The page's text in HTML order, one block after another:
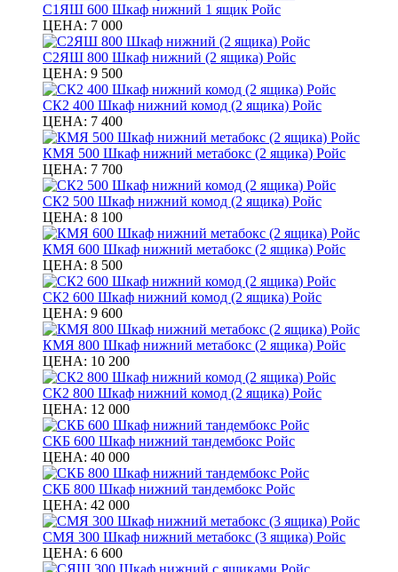
С1ЯШ 600 Шкаф нижний 1 ящик Ройс
ЦЕНА: 7 000
С2ЯШ 800 Шкаф нижний (2 ящика) Ройс
ЦЕНА: 9 500
СК2 400 Шкаф нижний комод (2 ящика) Ройс
ЦЕНА: 7 400
КМЯ 500 Шкаф нижний метабокс (2 ящика) Ройс
ЦЕНА: 7 700
СК2 500 Шкаф нижний комод (2 ящика) Ройс
ЦЕНА: 8 100
КМЯ 600 Шкаф нижний метабокс (2 ящика) Ройс
ЦЕНА: 8 500
СК2 600 Шкаф нижний комод (2 ящика) Ройс
ЦЕНА: 9 600
КМЯ 800 Шкаф нижний метабокс (2 ящика) Ройс
ЦЕНА: 10 200
СК2 800 Шкаф нижний комод (2 ящика) Ройс
ЦЕНА: 12 000
СКБ 600 Шкаф нижний тандембокс Ройс
ЦЕНА: 40 000
СКБ 800 Шкаф нижний тандембокс Ройс
ЦЕНА: 42 000
СМЯ 300 Шкаф нижний метабокс (3 ящика) Ройс
ЦЕНА: 6 600